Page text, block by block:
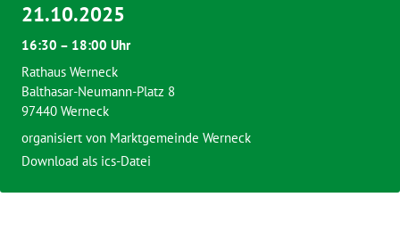
21.10.2025
16:30 – 18:00 Uhr
Rathaus Werneck
Balthasar-Neumann-Platz 8
97440 Werneck
organisiert von Marktgemeinde Werneck
Download als ics-Datei